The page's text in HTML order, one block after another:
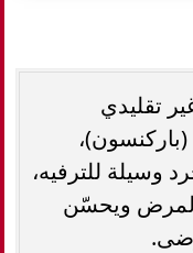
تقليدي
وسيلة للترفيه،
المرض ويحسّن